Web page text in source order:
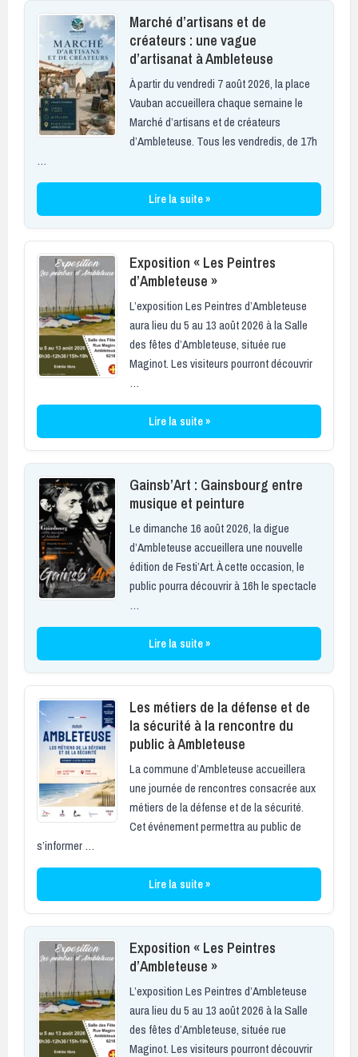
Marché d’artisans et de
créateurs : une vague
d’artisanat à Ambleteuse
À partir du vendredi 7 août 2026, la place
Vauban accueillera chaque semaine le
Marché d’artisans et de créateurs
d’Ambleteuse. Tous les vendredis, de 17h
…
Lire la suite »
Exposition « Les Peintres
d’Ambleteuse »
L’exposition Les Peintres d’Ambleteuse
aura lieu du 5 au 13 août 2026 à la Salle
des fêtes d’Ambleteuse, située rue
Maginot. Les visiteurs pourront découvrir
…
Lire la suite »
Gainsb’Art : Gainsbourg entre
musique et peinture
Le dimanche 16 août 2026, la digue
d’Ambleteuse accueillera une nouvelle
édition de Festi’Art. À cette occasion, le
public pourra découvrir à 16h le spectacle
…
Lire la suite »
Les métiers de la défense et de
la sécurité à la rencontre du
public à Ambleteuse
La commune d’Ambleteuse accueillera
une journée de rencontres consacrée aux
métiers de la défense et de la sécurité.
Cet événement permettra au public de
s’informer …
Lire la suite »
Exposition « Les Peintres
d’Ambleteuse »
L’exposition Les Peintres d’Ambleteuse
aura lieu du 5 au 13 août 2026 à la Salle
des fêtes d’Ambleteuse, située rue
Maginot. Les visiteurs pourront découvrir